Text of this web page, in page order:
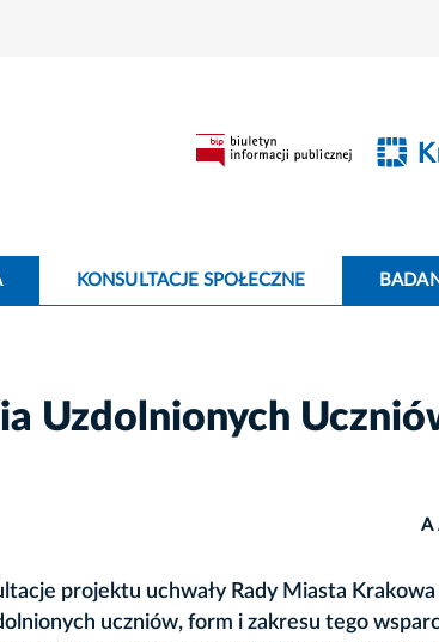
KONSULTACJE SPOŁECZNE
Uzdolnionych
A
projektu uchwały Rady Miasta
uczniów, form i zakresu tego